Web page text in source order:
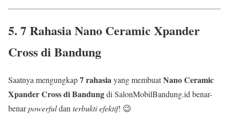
5. 7 RahasiaNano Ceramic Xpander
Cross di Bandung
Saatnya mengungkap7 rahasiayang membuatNano Ceramic
Xpander Cross di Bandungdi SalonMobilBandung.id benar-
benarpowerfuldan terbukti efektif! 😉